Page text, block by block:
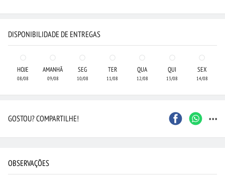
DISPONIBILIDADE DE ENTREGAS
HOJE
08/08
AMANHÃ
09/08
SEG
10/08
TER
11/08
QUA
12/08
QUI
13/08
SEX
14/08
GOSTOU? COMPARTILHE! ...
OBSERVAÇÕES